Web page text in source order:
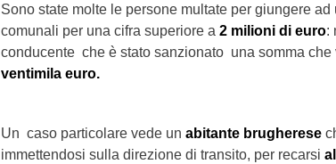
Sono state molte le persone multate per giungere
comunali per una cifra superiore a 2 milioni di euro:
conducente che è stato sanzionato una somma che
ventimila euro.
Un caso particolare vede un abitante brugherese
immettendosi sulla direzione di transito, per recarsi